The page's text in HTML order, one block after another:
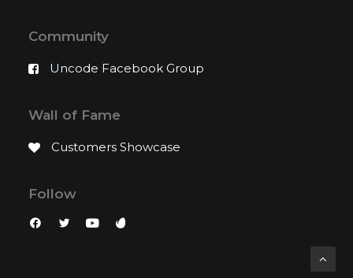
Community
Uncode Facebook Group
Wall of Fame
Customers Showcase
Follow